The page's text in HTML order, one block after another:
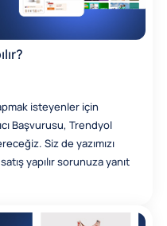
isteyenler için
Başvurusu, Trendyol
Siz de yazımızı
yapılır sorunuza yanıt